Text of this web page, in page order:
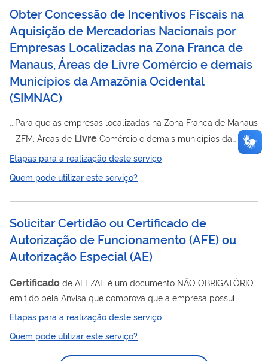
Obter Concessão de Incentivos Fiscais na
Aquisição de Mercadorias Nacionais por
Empresas Localizadas na Zona Franca de
Manaus, Áreas de Livre Comércio e demais
Municípios da Amazônia Ocidental
(SIMNAC)
...Para que as empresas localizadas na Zona Franca de Manaus
- ZFM, Áreas de Livre Comércio e demais municípios da
Amazônia Ocidental usufruam de incentivos fiscais na
aquisição de mercadorias nacionais deverão possuir cadastro
habilitado junto a SUFRAMA e atender aos procedimentos
IPI conforme os artigos 81 à 120 do Decreto 7.212/10 →
Aplicado à ZFM, Áreas deLivre...
Etapas para a realização deste serviço
Quem pode utilizar este serviço?
Solicitar Certidão ou Certificado de
Autorização de Funcionamento (AFE) ou
Autorização Especial (AE)
Certificado de AFE/AE é um documento NÃO OBRIGATÓRIO
emitido pela Anvisa que comprova que a empresa possui
Autorização vigente, que pode ser solicitado após a concessão
da Autorização de Funcionamento (AFE) ou Autorização
Especial (AE). NoCertificadoconstam o número da
Autorização, as atividades, razão social e endereço. Se sua
Etapas para a realização deste serviço
Quem pode utilizar este serviço?